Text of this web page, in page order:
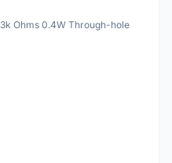
Ohms 0.4W Through-hole